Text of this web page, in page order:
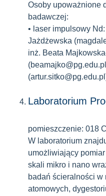
Osoby upoważnione
badawczej:
• laser impulsowy
Jażdżewska
inż. Beata
Laboratorium
pomieszczenie: 018
W laboratorium
umożliwiający
skali mikro i nano
badań ścieralności w
atomowych,